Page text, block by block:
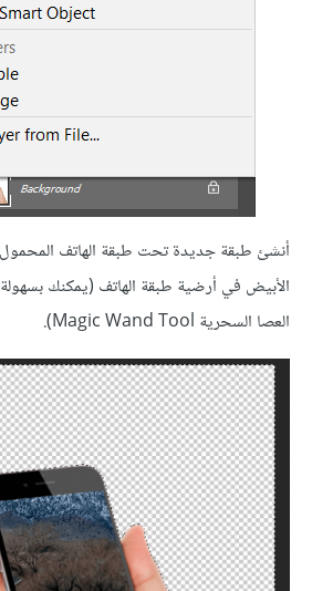
أنشئ طبقة جديدة تحت طبقة الهاتف المحمول
الأبيض في أرضية طبقة الهاتف (يمكنك
العصا السحرية Magic Wand Tool).